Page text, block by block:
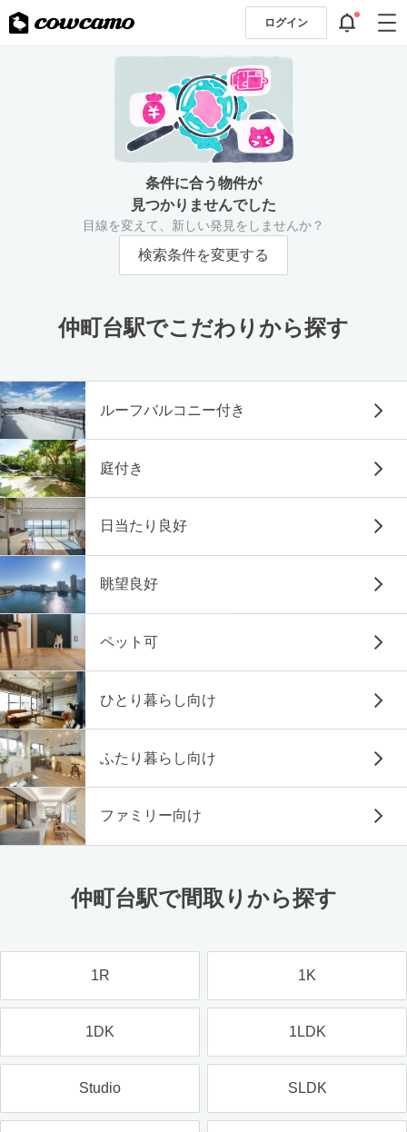
ログイン
条件に合う物件が
見つかりませんでした
目線を変えて、新しい発見をしませんか？
検索条件を変更する
仲町台駅でこだわりから探す
ルーフバルコニー付き
庭付き
日当たり良好
眺望良好
ペット可
ひとり暮らし向け
ふたり暮らし向け
ファミリー向け
仲町台駅で間取りから探す
1R 1K
1DK 1LDK
Studio SLDK